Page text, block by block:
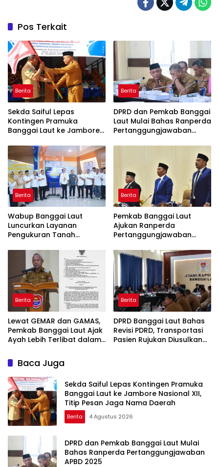
Pos Terkait
Berita
Sekda Saiful Lepas
Kontingen Pramuka
Banggai Laut ke Jambore
Jaga Nama Daerah
Berita
DPRD dan Pemkab Banggai
Laut Mulai Bahas Ranperda
Pertanggungjawaban
Berita
Wabup Banggai Laut
Luncurkan Layanan
Pengukuran Tanah
Akses dan Tingkatkan
Kepastian Hukum
Berita
Pemkab Banggai Laut
Ajukan Ranperda
Pertanggungjawaban
Pendapatan Tembus 97,02
Persen
Berita
Lewat GEMAR dan GAMAS,
Pemkab Banggai Laut Ajak
Ayah Lebih Terlibat dalam
Berita
DPRD Banggai Laut Bahas
Revisi PDRD, Transportasi
Pasien Rujukan Diusulkan
Baca Juga
Sekda Saiful Lepas Kontingen Pramuka
Banggai Laut ke Jambore Nasional XII,
Titip Pesan Jaga Nama Daerah
Berita 4 Agustus 2026
DPRD dan Pemkab Banggai Laut Mulai
Bahas Ranperda Pertanggungjawaban
APBD 2025